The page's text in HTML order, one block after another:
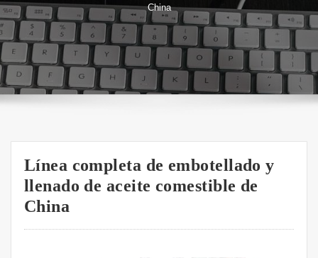
China
Línea completa de embotellado y
llenado de aceite comestible de
China